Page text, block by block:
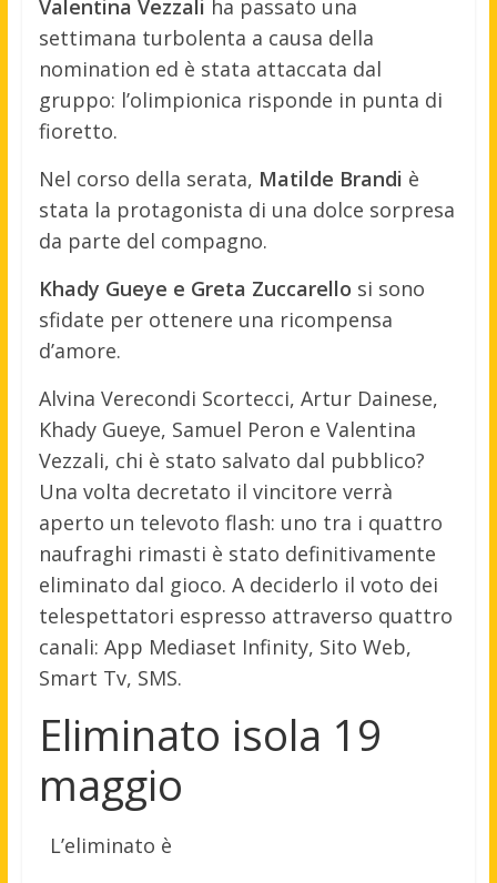
Valentina Vezzali ha passato una
settimana turbolenta a causa della
nomination ed è stata attaccata dal
gruppo: l’olimpionica risponde in punta di
fioretto.
Nel corso della serata, Matilde Brandi è
stata la protagonista di una dolce sorpresa
da parte del compagno.
Khady Gueye e Greta Zuccarello si sono
sfidate per ottenere una ricompensa
d’amore.
Alvina Verecondi Scortecci, Artur Dainese,
Khady Gueye, Samuel Peron e Valentina
Vezzali, chi è stato salvato dal pubblico?
Una volta decretato il vincitore verrà
aperto un televoto flash: uno tra i quattro
naufraghi rimasti è stato definitivamente
eliminato dal gioco. A deciderlo il voto dei
telespettatori espresso attraverso quattro
canali: App Mediaset Infinity, Sito Web,
Smart Tv, SMS.
Eliminato isola 19
maggio
L’eliminato è